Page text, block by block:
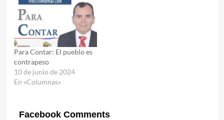
Para Contar: El pueblo es
contrapeso
10 de junio de 2024
En «Columnas»
Facebook Comments